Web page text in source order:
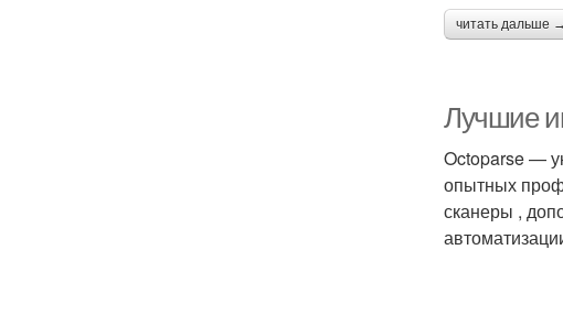
читать дальше →
Лучшие
Octoparse —
опытных
сканеры ,